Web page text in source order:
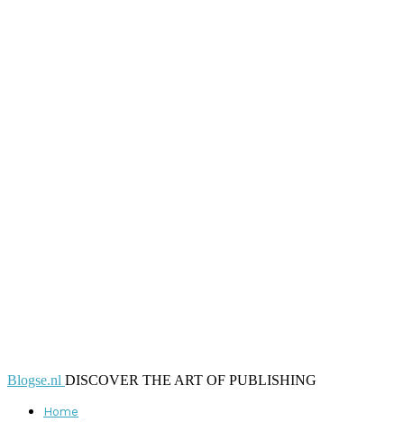
Blogse.nl DISCOVER THE ART OF PUBLISHING
Home